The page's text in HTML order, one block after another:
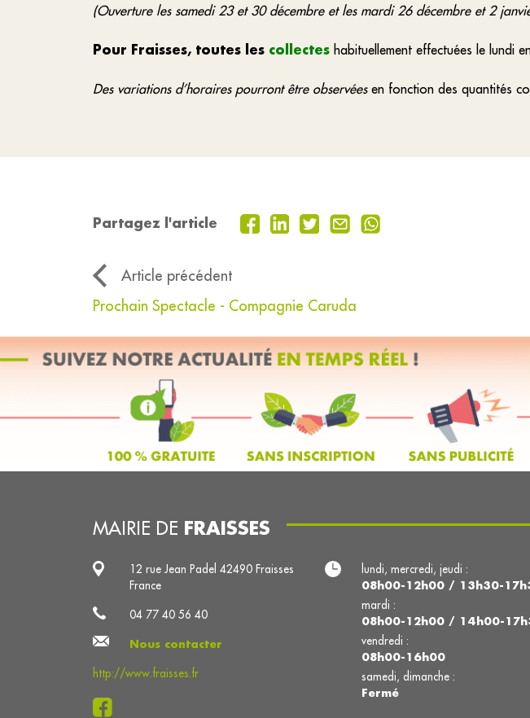
(Ouverture les samedi 23 et 30 décembre et les mardi 26 décembre et 2
Pour Fraisses, toutes les collectes habituellement effectuées le lundi
Des variations d’horaires pourront être observées en fonction des quantités
Partagez l'article
Article précédent
Prochain Spectacle - Compagnie Caruda
MAIRIE DE FRAISSES
12 rue Jean Padel 42490 Fraisses
France
04 77 40 56 40
Nous contacter
http://www.fraisses.fr
lundi, mercredi, jeudi :
08h00-12h00 / 13h30-
mardi :
08h00-12h00 / 14h00-
vendredi :
08h00-16h00
samedi, dimanche :
Fermé